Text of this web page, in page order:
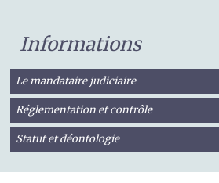
Informations
Le mandataire judiciaire
Réglementation et contrôle
Statut et déontologie